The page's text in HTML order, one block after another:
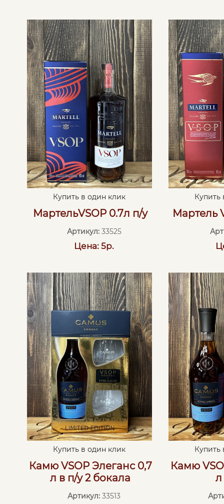
Купить в один клик
МартельVSOP 0.7л п/у
Артикул:33525
Цена: 5р.
Купить
Мартель
Купить в один клик
Камю VSOP Элеганс 0,7
л в п/у 2 бокала
Артикул: 33513
Купить
Камю
л